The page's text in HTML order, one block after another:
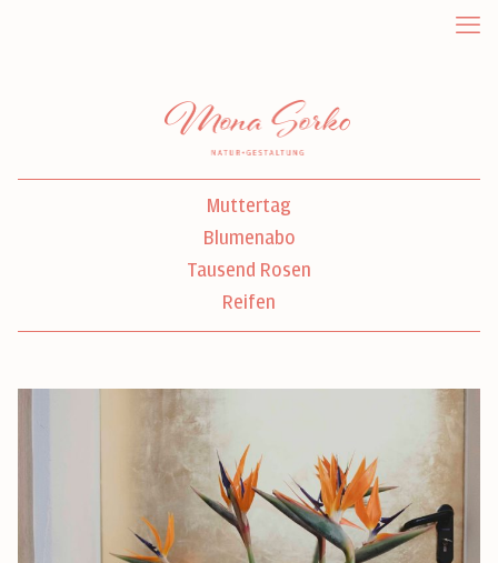
Muttertag
Blumenabo
Tausend Rosen
Reifen